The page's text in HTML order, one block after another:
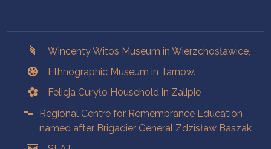
Wincenty Witos Museum in Wierzchosławice,
Ethnographic Museum in Tarnow.
Felicja Curyło Household in Zalipie
Regional Centre for Remembrance Education
named after Brigadier General Zdzisław Baszak